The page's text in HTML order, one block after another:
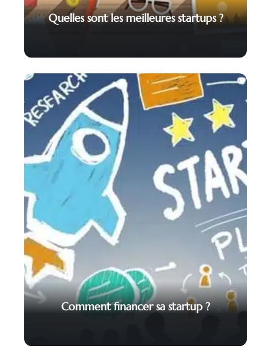
Quelles sont les meilleures startups ?
Comment financer sa startup ?